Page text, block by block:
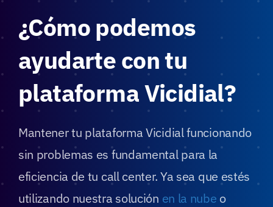
¿Cómo podemos
ayudarte con tu
plataforma Vicidial?
Mantener tu plataforma Vicidial funcionando
sin problemas es fundamental para la
eficiencia de tu call center. Ya sea que estés
utilizando nuestra solución en la nube o